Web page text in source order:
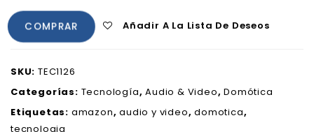
COMPRAR Añadir A La Lista De Deseos
SKU: TEC1126
Categorías: Tecnología,Audio & Video,Domótica
Etiquetas: amazon,audio y video,domotica,
tecnologia